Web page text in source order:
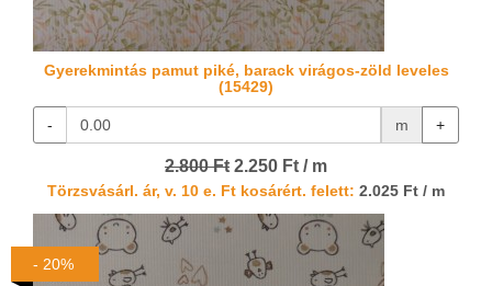
Gyerekmintás pamut piké, barack virágos-zöld leveles
(15429)
- m +
2.800 Ft 2.250 Ft / m
Törzsvásárl. ár, v. 10 e. Ft kosárért. felett: 2.025 Ft / m
- 20%